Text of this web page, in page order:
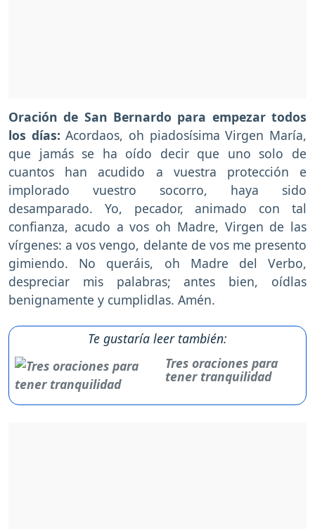
Oración de San Bernardo para empezar todos
los días:Acordaos, oh piadosísima Virgen María,
que jamás se ha oído decir que uno solo de
cuantos han acudido a vuestra protección e
implorado vuestro socorro, haya sido
desamparado. Yo, pecador, animado con tal
confianza, acudo a vos oh Madre, Virgen de las
vírgenes: a vos vengo, delante de vos me presento
gimiendo. No queráis, oh Madre del Verbo,
despreciar mis palabras; antes bien, oídlas
benignamente y cumplidlas. Amén.
Te gustaría leer también:
Tres oraciones para
tener tranquilidad